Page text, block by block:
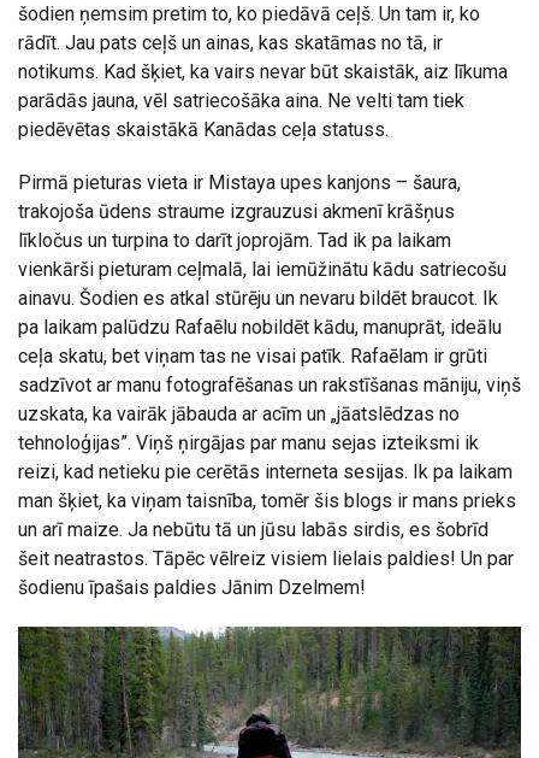
šodien ņemsim pretim to, ko piedāvā ceļš. Un tam ir, ko
rādīt. Jau pats ceļš un ainas, kas skatāmas no tā, ir
notikums. Kad šķiet, ka vairs nevar būt skaistāk, aiz līkuma
parādās jauna, vēl satriecošāka aina. Ne velti tam tiek
piedēvētas skaistākā Kanādas ceļa statuss.
Pirmā pieturas vieta ir Mistaya upes kanjons – šaura,
trakojoša ūdens straume izgrauzusi akmenī krāšņus
līkločus un turpina to darīt joprojām. Tad ik pa laikam
vienkārši pieturam ceļmalā, lai iemūžinātu kādu satriecošu
ainavu. Šodien es atkal stūrēju un nevaru bildēt braucot. Ik
pa laikam palūdzu Rafaēlu nobildēt kādu, manuprāt, ideālu
ceļa skatu, bet viņam tas ne visai patīk. Rafaēlam ir grūti
sadzīvot ar manu fotografēšanas un rakstīšanas māniju, viņš
uzskata, ka vairāk jābauda ar acīm un „jāatslēdzas no
tehnoloģijas”. Viņš ņirgājas par manu sejas izteiksmi ik
reizi, kad netieku pie cerētās interneta sesijas. Ik pa laikam
man šķiet, ka viņam taisnība, tomēr šis blogs ir mans prieks
un arī maize. Ja nebūtu tā un jūsu labās sirdis, es šobrīd
šeit neatrastos. Tāpēc vēlreiz visiem lielais paldies! Un par
šodienu īpašais paldies Jānim Dzelmem!